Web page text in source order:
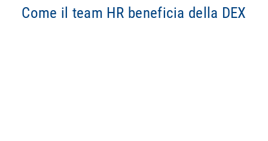
Come il team HR beneficia della DEX